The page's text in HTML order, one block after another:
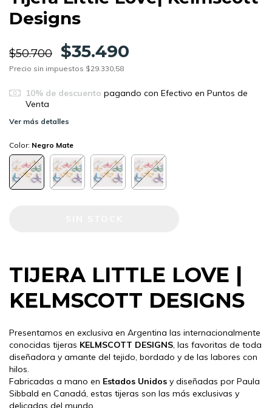
Designs
$50.700 $35.490
Precio sin impuestos $29.330,58
10% de descuento pagando con Efectivo en Puntos de
Venta
Ver más detalles
Color: Negro Mate
TIJERA LITTLE LOVE |
KELMSCOTT DESIGNS
Presentamos en exclusiva en Argentina las internacionalmente
conocidas tijeras KELMSCOTT DESIGNS, las favoritas de toda
diseñadora y amante del tejido, bordado y de las labores con
hilos.
Fabricadas a mano en Estados Unidos y diseñadas por Paula
Sibbald en Canadá, estas tijeras son las más exclusivas y